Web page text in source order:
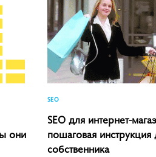
они
SEO
SEO для интернет-
пошаговая инструкция
собственника